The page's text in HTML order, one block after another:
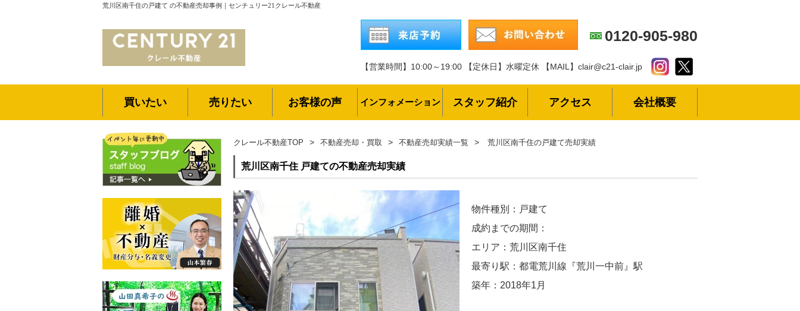
荒川区南千住の戸建て の不動産売却事例｜センチュリー21クレール不動産
0120-905-980
【営業時間】10:00～19:00 【定休日】水曜定休 【MAIL】clair@c21-clair.jp
買いたい 売りたい お客様の声 インフォメーション スタッフ紹介 アクセス 会社概要
クレール不動産TOP 不動産売却・買取 不動産売却実績一覧 荒川区南千住の戸建て売却実績
荒川区南千住 戸建ての不動産売却実績
物件種別：戸建て
成約までの期間：
エリア：荒川区南千住
最寄り駅：都電荒川線『荒川一中前』駅
築年：2018年1月